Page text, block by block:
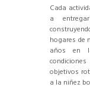
Cada
a
hogares de
años en
objetivos
a la niñez